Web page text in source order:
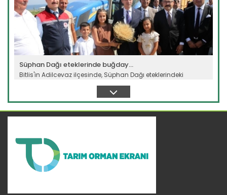
Süphan Dağı eteklerinde buğday...
Bitlis'in Adilcevaz ilçesinde, Süphan Dağı eteklerindeki